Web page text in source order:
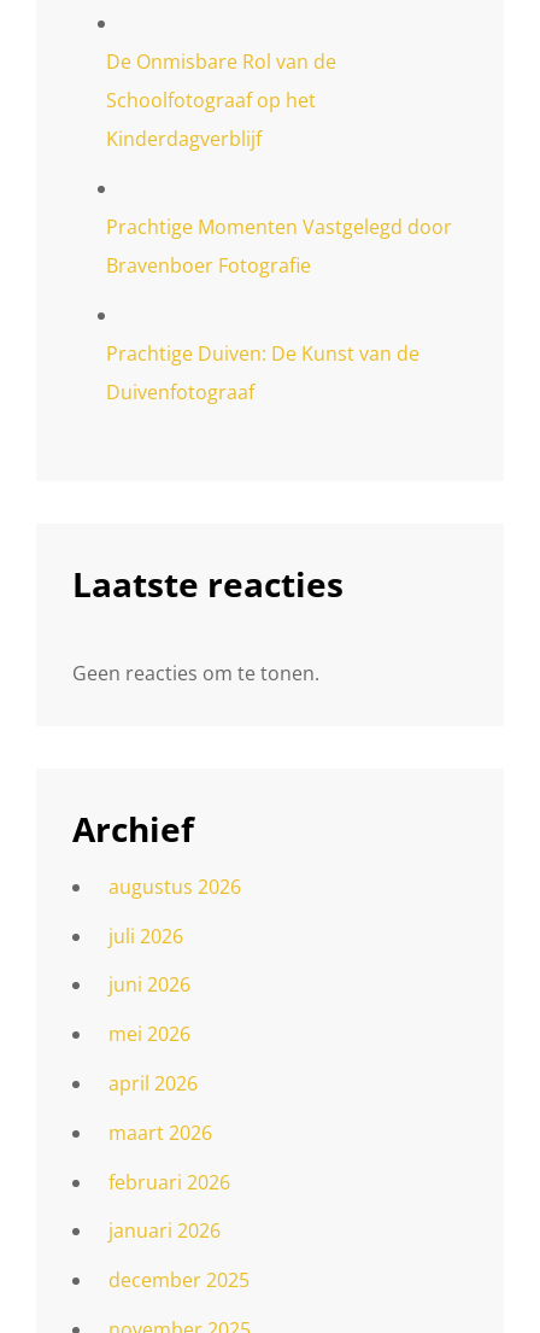
De Onmisbare Rol van de
Schoolfotograaf op het
Kinderdagverblijf
Prachtige Momenten Vastgelegd door
Bravenboer Fotografie
Prachtige Duiven: De Kunst van de
Duivenfotograaf
Laatste reacties
Geen reacties om te tonen.
Archief
augustus 2026
juli 2026
juni 2026
mei 2026
april 2026
maart 2026
februari 2026
januari 2026
december 2025